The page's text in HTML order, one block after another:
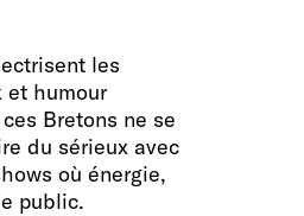
les
et humour
Bretons ne se
du sérieux avec
où énergie,
public.